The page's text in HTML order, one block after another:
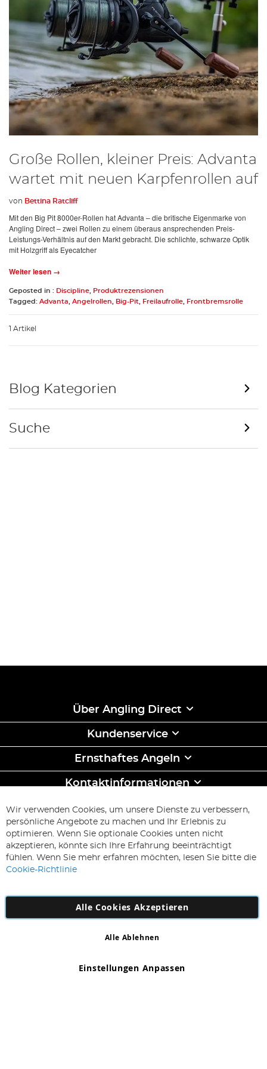
Große Rollen, kleiner Preis: Advanta
wartet mit neuen Karpfenrollen auf
von Bettina Ratcliff
Mit den Big Pit 8000er-Rollen hat Advanta – die britische Eigenmarke von
Angling Direct – zwei Rollen zu einem überaus ansprechenden Preis-
Leistungs-Verhältnis auf den Markt gebracht. Die schlichte, schwarze Optik
mit Holzgriff als Eyecatcher
Weiter lesen →
Geposted in : Discipline
Produktrezensionen
Tagged: Advanta Angelrollen Big-Pit Freilaufrolle Frontbremsrolle
1 Artikel
Blog Kategorien
Suche
Über Angling Direct
Kundenservice
Ernsthaftes Angeln
Kontaktinformationen
ABONNIEREN & SPAREN
Melden
Sie
unseren
Newsletter
Abonnieren
Firmennummer: 863029607
Wir verwenden Cookies, um unsere Dienste zu verbessern,
persönliche Angebote zu machen und Ihr Erlebnis zu
optimieren. Wenn Sie optionale Cookies unten nicht
akzeptieren, könnte sich Ihre Erfahrung beeinträchtigt
fühlen. Wenn Sie mehr erfahren möchten, lesen Sie bitte die
Cookie-Richtlinie
Alle Cookies Akzeptieren
Einstellungen Anpassen
Alle Ablehnen